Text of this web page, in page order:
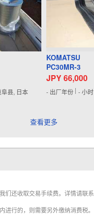
阜县, 日本
KOMATSU
PC30MR-3
JPY 66,000
- 出厂年份 -小时
查看更多
们还收取交易手续费。详情请联系
进行的，则需要另外缴纳消费税。